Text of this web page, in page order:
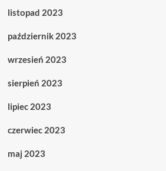
listopad 2023
październik 2023
wrzesień 2023
sierpień 2023
lipiec 2023
czerwiec 2023
maj 2023